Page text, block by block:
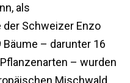
als
Schweizer Enzo
– darunter 16
– wurden
Mischwald